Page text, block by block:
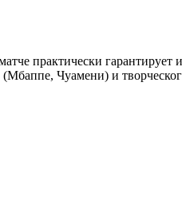
практически гарантирует
Чуамени) и